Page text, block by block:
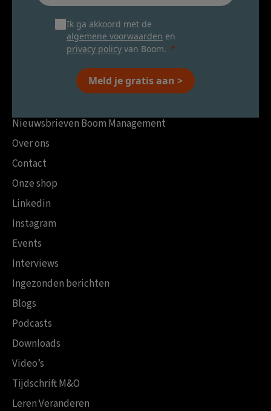
Ik ga akkoord met de
algemene voorwaarden en
privacy policy van Boom.
Meld je gratis aan >
Nieuwsbrieven Boom Management
Over ons
Contact
Onze shop
Linkedin
Instagram
Events
Interviews
Ingezonden berichten
Blogs
Podcasts
Downloads
Video’s
Tijdschrift M&O
Leren Veranderen